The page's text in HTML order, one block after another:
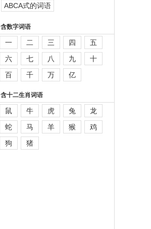
ABCA式的词语
含数字词语
一 二 三 四
五
六
七 八 九
十
百
千 万 亿
含十二生肖词语
鼠 牛 虎 兔
龙
蛇
马 羊 猴
鸡
狗
猪